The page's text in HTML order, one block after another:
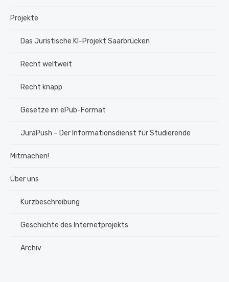
Projekte
Das Juristische KI-Projekt Saarbrücken
Recht weltweit
Recht knapp
Gesetze im ePub-Format
JuraPush – Der Informationsdienst für Studierende
Mitmachen!
Über uns
Kurzbeschreibung
Geschichte des Internetprojekts
Archiv